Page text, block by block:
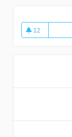
12
12 followers